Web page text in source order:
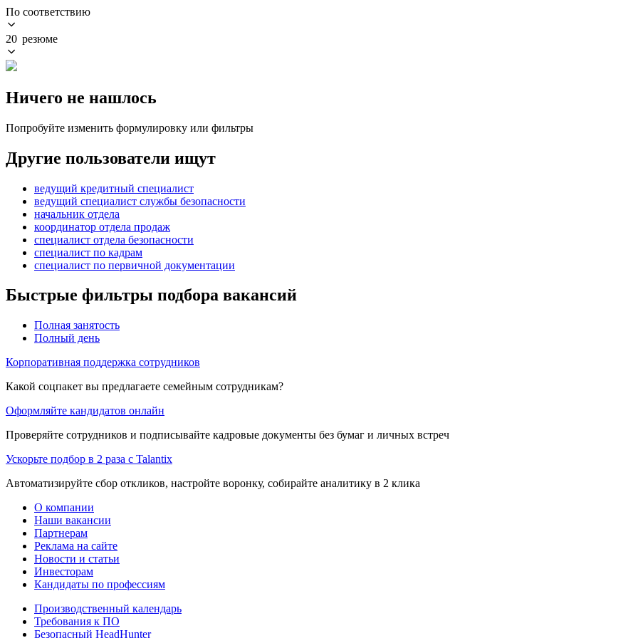
По соответствию
20 резюме
Ничего не нашлось
Попробуйте изменить формулировку или фильтры
Другие пользователи ищут
ведущий кредитный специалист
ведущий специалист службы безопасности
начальник отдела
координатор отдела продаж
специалист отдела безопасности
специалист по кадрам
специалист по первичной документации
Быстрые фильтры подбора вакансий
Полная занятость
Полный день
Корпоративная поддержка сотрудников
Какой соцпакет вы предлагаете семейным сотрудникам?
Оформляйте кандидатов онлайн
Проверяйте сотрудников и подписывайте кадровые документы без бумаг и личных встреч
Ускорьте подбор в 2 раза с Talantix
Автоматизируйте сбор откликов, настройте воронку, собирайте аналитику в 2 клика
О компании
Наши вакансии
Партнерам
Реклама на сайте
Новости и статьи
Инвесторам
Кандидаты по профессиям
Производственный календарь
Требования к ПО
Безопасный HeadHunter